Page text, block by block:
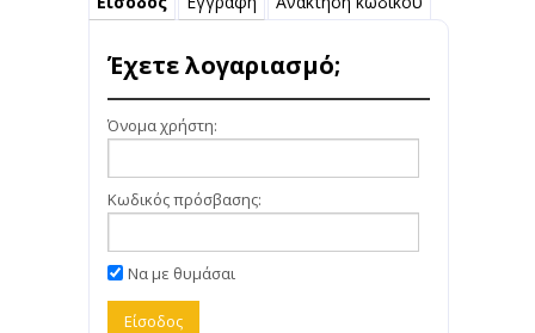
Έχετε λογαριασμό;
Όνομα χρήστη:
Κωδικός πρόσβασης:
Να με θυμάσαι